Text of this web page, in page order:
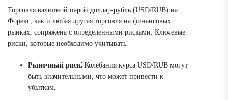
Торговля валютной парой доллар-рубль (USD/RUB) на
Форекс, как и любая другая торговля на финансовых
рынках, сопряжена с определенными рисками. Ключевые
риски, которые необходимо учитывать⁚
Рыночный риск⁚ Колебания курса USD/RUB могут
быть значительными, что может привести к
убыткам.